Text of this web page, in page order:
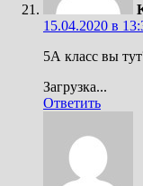
15.04.2020 в
5А класс вы
Загрузка...
Ответить